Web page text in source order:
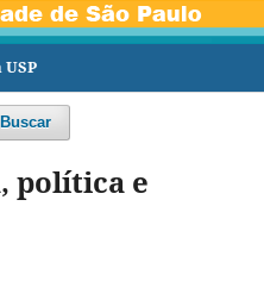
Buscar
política e